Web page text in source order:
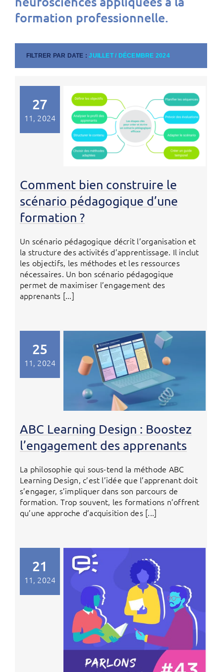
formation professionnelle.
FILTRER PAR DATE :JUILLET / DÉCEMBRE 2024
27
11, 2024
Comment bien construire le
scénario pédagogique d’une
formation ?
Un scénario pédagogique décrit l’organisation et
la structure des activités d’apprentissage. Il inclut
les objectifs, les méthodes et les ressources
nécessaires. Un bon scénario pédagogique
permet de maximiser l’engagement des
apprenants [...]
25
11, 2024
ABC Learning Design : Boostez
l’engagement des apprenants
La philosophie qui sous-tend la méthode ABC
Learning Design, c’est l’idée que l’apprenant doit
s’engager, s’impliquer dans son parcours de
formation. Trop souvent, les formations n’offrent
qu’une approche d’acquisition des [...]
21
11, 2024